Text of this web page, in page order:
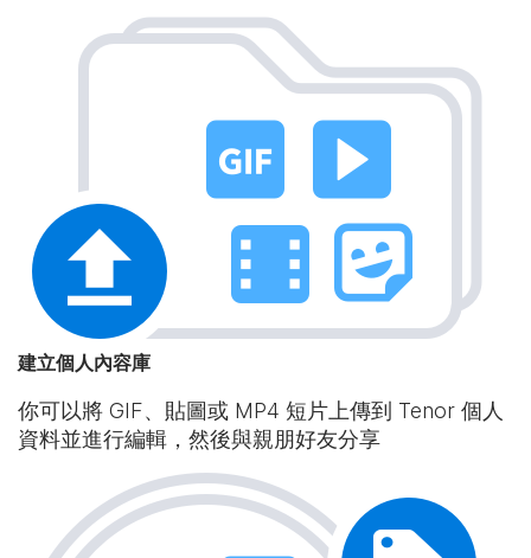
建立個人內容庫
你可以將 GIF、貼圖或 MP4 短片上傳到 Tenor 個人
資料並進行編輯，然後與親朋好友分享